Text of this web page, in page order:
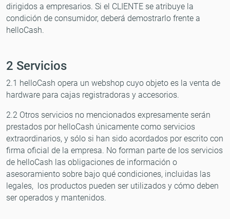
dirigidos a empresarios. Si el CLIENTE se atribuye la
condición de consumidor, deberá demostrarlo frente a
helloCash.
2 Servicios
2.1 helloCash opera un webshop cuyo objeto es la venta de
hardware para cajas registradoras y accesorios.
2.2 Otros servicios no mencionados expresamente serán
prestados por helloCash únicamente como servicios
extraordinarios, y sólo si han sido acordados por escrito con
firma oficial de la empresa. No forman parte de los servicios
de helloCash las obligaciones de información o
asesoramiento sobre bajo qué condiciones, incluidas las
legales, los productos pueden ser utilizados y cómo deben
ser operados y mantenidos.